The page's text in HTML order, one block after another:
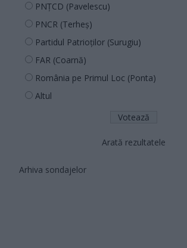
PNȚCD (Pavelescu)
PNCR (Terheș)
Partidul Patrioților (Surugiu)
FAR (Coarnă)
România pe Primul Loc (Ponta)
Altul
Arată rezultatele
Arhiva sondajelor